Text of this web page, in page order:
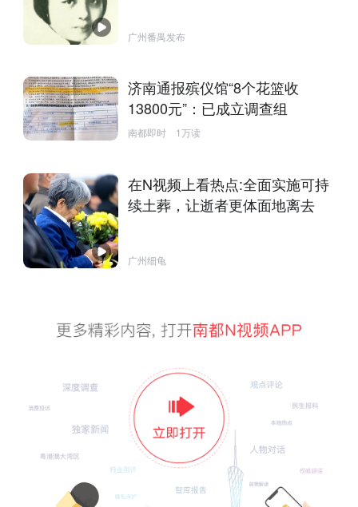
广州番禺发布
济南通报殡仪馆“8个花篮收
13800元”：已成立调查组
南都即时 1万读
在N视频上看热点:全面实施可持
续土葬，让逝者更体面地离去
广州细龟